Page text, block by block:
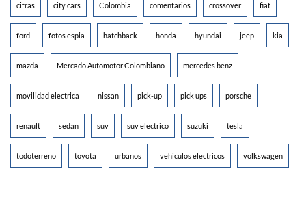
cifras city cars Colombia comentarios crossover fiat
ford fotos espia hatchback honda hyundai jeep kia
mazda Mercado Automotor Colombiano mercedes benz
movilidad electrica nissan pick-up pick ups porsche
renault sedan suv suv electrico suzuki tesla
todoterreno toyota urbanos vehiculos electricos volkswagen